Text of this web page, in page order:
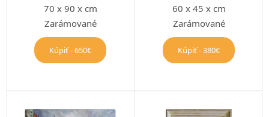
70 x 90 x cm
Zarámované
Kúpiť - 650€
60 x 45 x cm
Zarámované
Kúpiť - 380€